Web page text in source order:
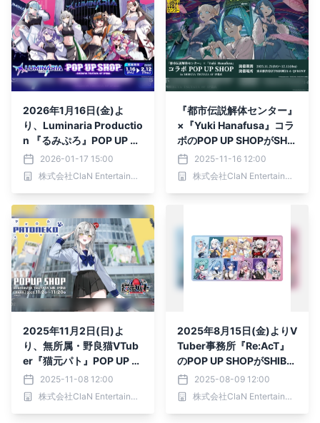
2026年1月16日(金)よ
り、Luminaria Productio
n 『るみぷろ』POP UP S
HOPがSHIBUYA TSUTAY
A 6階 IP書店で開催決
定！！
2026-01-17 15:00
株式会社ClaN Entertainment
『都市伝説解体センター』
×『Yuki Hanafusa』コラ
ボのPOP UP SHOPがSHIB
UYA TSUTAYA 6階 IP書店
で開催決定！！
2025-11-16 12:00
株式会社ClaN Entertainment
2025年11月2日(日)よ
り、無所属・野良猫VTub
er『猫元パト』POP UP S
HOPがSHIBUYA TSUTAY
A 6階 IP書店で開催決
定！！
2025-11-08 12:00
株式会社ClaN Entertainment
2025年8月15日(金)よりV
Tuber事務所『Re:AcT』
のPOP UP SHOPがSHIBU
YA TSUTAYA 6階IP書店で
開催決定！！
2025-08-09 12:00
株式会社ClaN Entertainment